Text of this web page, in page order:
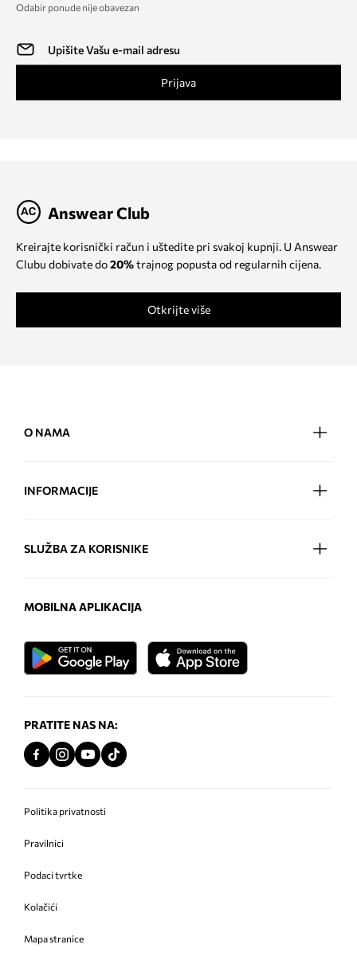
Odabir ponude nije obavezan
Prijava
Answear Club
Kreirajte korisnički račun i uštedite pri svakoj kupnji. U Answear
Clubu dobivate do20%trajnog popusta od regularnih cijena.
Otkrijte više
O NAMA
INFORMACIJE
SLUŽBA ZA KORISNIKE
MOBILNA APLIKACIJA
PRATITE NAS NA:
Politika privatnosti
Pravilnici
Podaci tvrtke
Kolačići
Mapa stranice